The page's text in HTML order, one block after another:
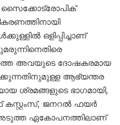
സൈക്കോട്രോപിക്
ഒളിപ്പിച്ചാണ്
അവയുടെ ദോഷകരമായ
ആഭ്യന്തര
ശ്രമങ്ങളുടെ ഭാഗമായി,
കസ്റ്റംസ്, ജനറൽ ഫയർ
ഏകോപനത്തിലാണ്